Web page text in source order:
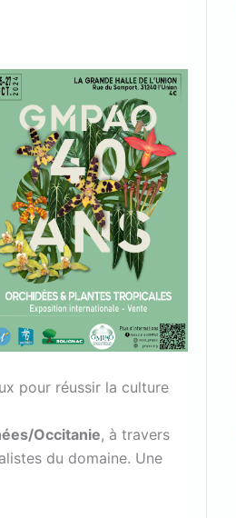
pour réussir la culture
Occitanie, à travers
du domaine. Une